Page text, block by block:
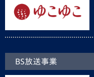
BS放送事業